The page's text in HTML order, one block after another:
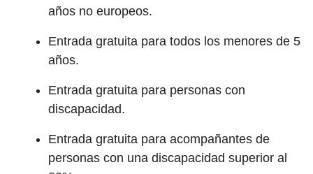
años no europeos.
Entrada gratuita para todos los menores de 5
años.
Entrada gratuita para personas con
discapacidad.
Entrada gratuita para acompañantes de
personas con una discapacidad superior al